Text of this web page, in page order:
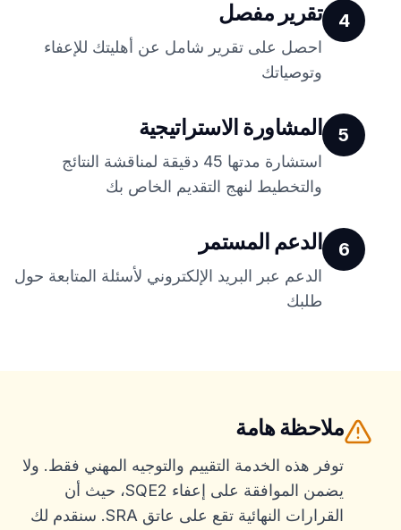
4 تقرير مفصل
احصل على تقرير شامل عن أهليتك للإعفاء
وتوصياتك
5 المشاورة الاستراتيجية
استشارة مدتها 45 دقيقة لمناقشة النتائج
والتخطيط لنهج التقديم الخاص بك
6 الدعم المستمر
الدعم عبر البريد الإلكتروني لأسئلة المتابعة حول
طلبك
ملاحظة هامة
توفر هذه الخدمة التقييم والتوجيه المهني فقط. ولا
يضمن الموافقة على إعفاء SQE2، حيث أن
القرارات النهائية تقع على عاتق SRA. سنقدم لك